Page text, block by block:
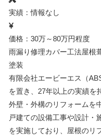
実績：情報なし
価格：30万～80万円程度
雨漏り修理カバー工法屋根
塗装
有限会社エービーエス（
を置き、27年以上の実績を
外壁・外構のリフォームを
戸建ての設備工事や設計・
を実施しており、屋根のリ